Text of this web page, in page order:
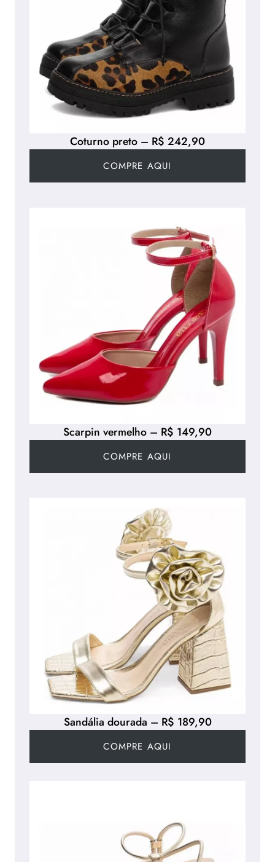
Sandália dourada – R$ 189,90
COMPRE AQUI
Coturno preto – R$ 242,90
COMPRE AQUI
Scarpin vermelho – R$ 149,90
COMPRE AQUI